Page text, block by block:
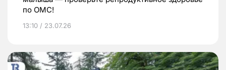
по ОМС!
13:10 / 23.07.26